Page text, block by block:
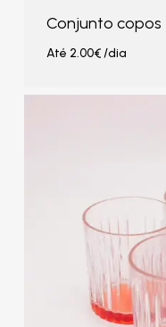
Conjunto
Até 2.00€/dia